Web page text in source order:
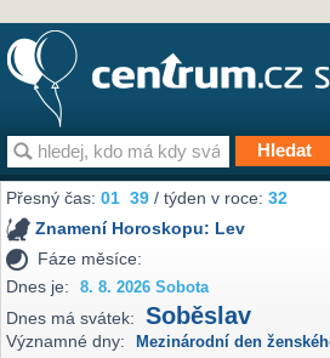
Přesný čas:01 39 / týden v roce:32
Znamení Horoskopu: Lev
Fáze měsíce:
Dnes je:
8. 8. 2026 Sobota
Dnes má svátek: Soběslav
Významné dny: Mezinárodní den